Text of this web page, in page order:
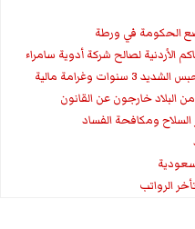
الحكومة في ورطة
الأردنية لصالح شركة أدوية سامراء
وغرامة مالية
البلاد خارجون عن القانون
ومكافحة الفساد